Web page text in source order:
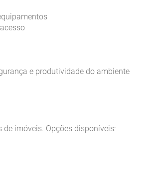
e produtividade do ambiente
imóveis. Opções disponíveis: